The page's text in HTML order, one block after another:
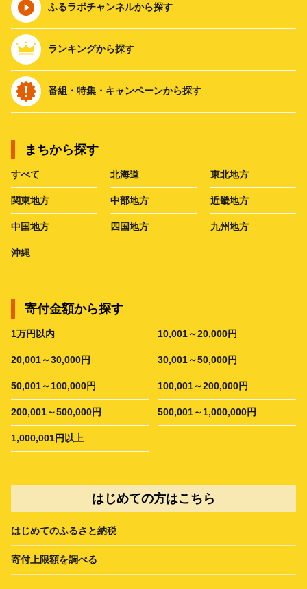
ふるラボチャンネルから探す
ランキングから探す
番組・特集・キャンペーンから探す
まちから探す
すべて 北海道 東北地方
関東地方 中部地方 近畿地方
中国地方 四国地方 九州地方
沖縄
寄付金額から探す
1万円以内 10,001～20,000円
20,001～30,000円 30,001～50,000円
50,001～100,000円 100,001～200,000円
200,001～500,000円 500,001～1,000,000円
1,000,001円以上
はじめての方はこちら
はじめてのふるさと納税
寄付上限額を調べる